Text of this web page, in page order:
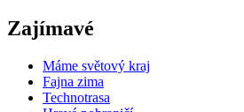
Zajímavé
Máme světový kraj
Fajna zima
Technotrasa